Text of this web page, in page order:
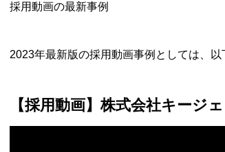
採用動画の最新事例
2023年最新版の採用動画事例としては、以
【採用動画】株式会社キージ